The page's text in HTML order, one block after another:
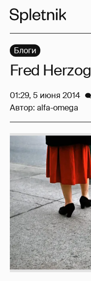
Блоги
Fred Herzog
01:29, 5 июня 2014
Автор: alfa-omega